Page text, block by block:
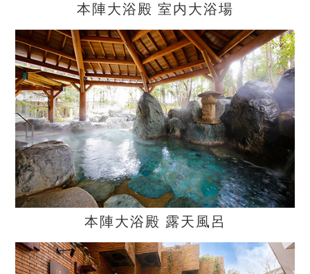
本陣大浴殿 室内大浴場
本陣大浴殿 露天風呂